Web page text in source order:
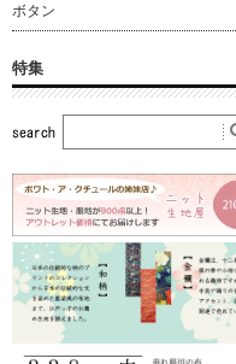
ボタン
特集